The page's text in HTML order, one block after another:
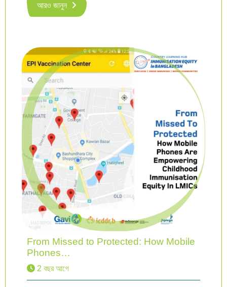
আরও জানুন
From Missed to Protected: How Mobile
Phones…
2 বছর আগে